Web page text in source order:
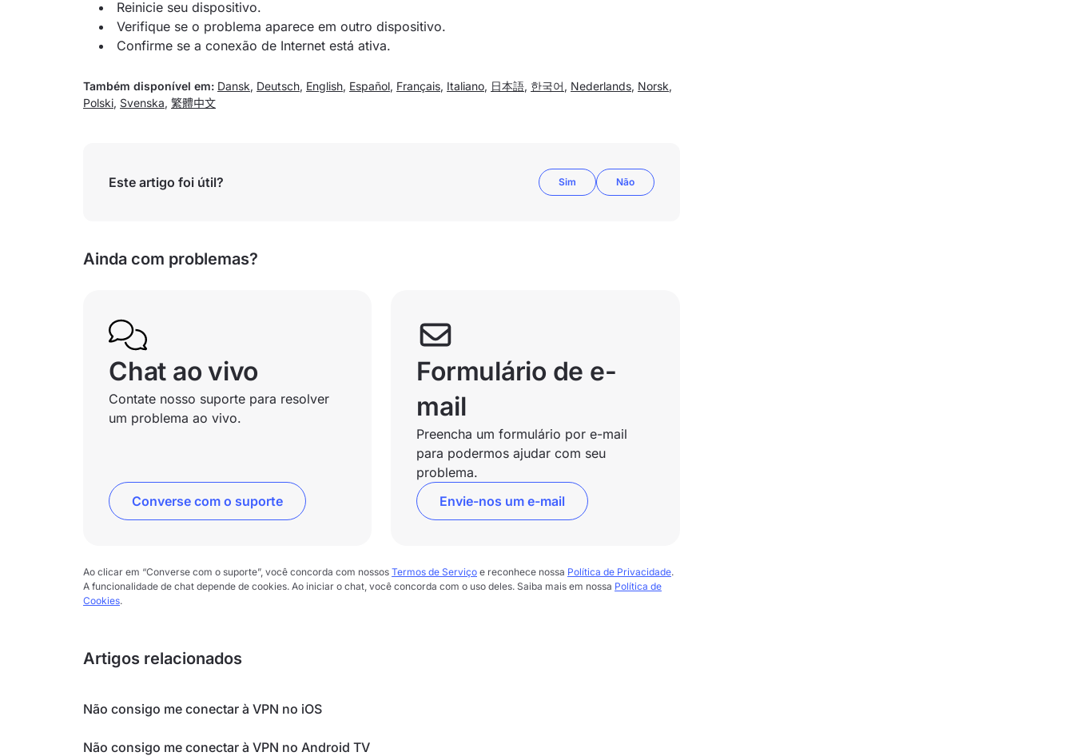
Reinicie seu dispositivo.
Verifique se o problema aparece em outro dispositivo.
Confirme se a conexão de Internet está ativa.
Também disponível em: Dansk, Deutsch, English, Español, Français, Italiano, 日本語, 한국어 , Nederlands, Norsk,
Polski, Svenska, 繁體中文
Este artigo foi útil? Sim Não
Ainda com problemas?
Chat ao vivo
Contate nosso suporte para resolver
um problema ao vivo.
Converse com o suporte
Formulário de e-
mail
Preencha um formulário por e-mail
para podermos ajudar com seu
problema.
Envie-nos um e-mail
Ao clicar em “Converse com o suporte”, você concorda com nossos Termos de Serviço e reconhece nossa Política de Privacidade.
A funcionalidade de chat depende de cookies. Ao iniciar o chat, você concorda com o uso deles. Saiba mais em nossa Política de
Cookies.
Artigos relacionados
Não consigo me conectar à VPN no iOS
Não consigo me conectar à VPN no Android TV